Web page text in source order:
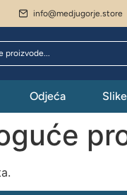
info@medjugorje.store
Odjeća